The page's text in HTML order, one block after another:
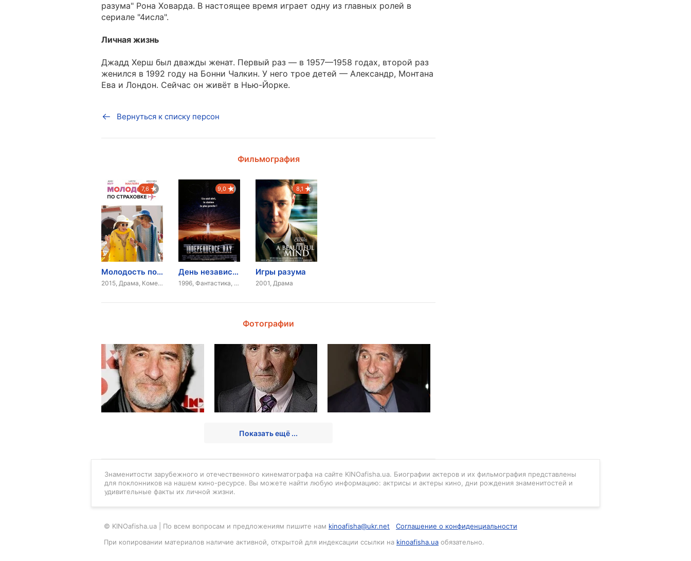
разума" Рона Ховарда. В настоящее время играет одну из главных ролей в
сериале "4исла".
Личная жизнь
Джадд Херш был дважды женат. Первый раз — в 1957—1958 годах, второй раз
женился в 1992 году на Бонни Чалкин. У него трое детей — Александр, Монтана
Ева и Лондон. Сейчас он живёт в Нью-Йорке.
Вернуться к списку персон
Фильмография
7,6
Молодость по страховке
2015, Драма, Комедия, Боевик
9,0
День независимости
1996, Фантастика, Триллер, Боевик, Приключения
8,1
Игры разума
2001, Драма
Фотографии
Показать ещё ...
Знаменитости зарубежного и отечественного кинематографа на сайте KINOafisha.ua. Биографии актеров и их фильмография представлены
для поклонников на нашем кино-ресурсе. Вы можете найти любую информацию: актрисы и актеры кино, дни рождения знаменитостей и
удивительные факты их личной жизни.
© KINOafisha.ua | По всем вопросам и предложениям пишите нам kinoafisha@ukr.net
Соглашение о конфиденциальности
При копировании материалов наличие активной, открытой для индексации ссылки на kinoafisha.ua обязательно.